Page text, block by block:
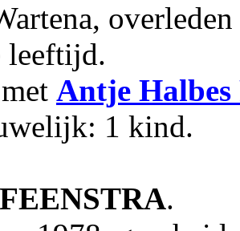
leeftijd.
Antje Halbes
1 kind.
FEENSTRA.